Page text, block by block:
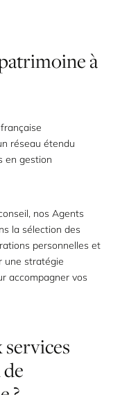
à
réseau étendu
en gestion
nos Agents
la sélection des
personnelles et
une stratégie
accompagner vos
services
de